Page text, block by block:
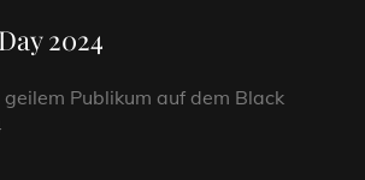
2024
geilem Publikum auf dem Black